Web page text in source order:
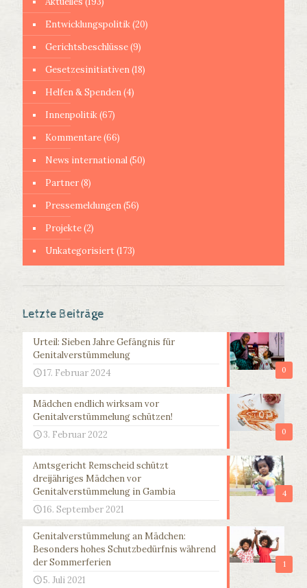
Entwicklungspolitik(20)
Gerichtsbeschlüsse(9)
Gesetzesinitiativen(18)
Helfen & Spenden(4)
Innenpolitik(67)
Kommentare(66)
News international(50)
Partner(8)
Pressemeldungen(56)
Projekte(2)
Unkategorisiert(173)
Letzte Beiträge
0
Urteil: Sieben Jahre Gefängnis für
Genitalverstümmelung
17. Februar 2024
0
Mädchen endlich wirksam vor
Genitalverstümmelung schützen!
3. Februar 2022
4
Amtsgericht Remscheid schützt
dreijähriges Mädchen vor
Genitalverstümmelung in Gambia
16. September 2021
1
Genitalverstümmelung an Mädchen:
Besonders hohes Schutzbedürfnis während
der Sommerferien
5. Juli 2021